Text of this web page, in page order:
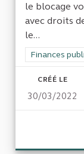
le blocage
avec droits
le...
Filtrer les
Finances
CRÉÉ LE
30/03/2022